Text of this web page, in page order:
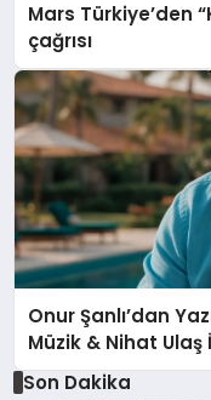
Mars Türkiye’den
çağrısı
Onur Şanlı’dan
Müzik & Nihat Ulaş
Son Dakika